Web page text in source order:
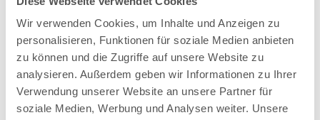
Wir verwenden Cookies, um Inhalte und Anzeigen zu
personalisieren, Funktionen für soziale Medien anbieten
zu können und die Zugriffe auf unsere Website zu
analysieren. Außerdem geben wir Informationen zu Ihrer
Verwendung unserer Website an unsere Partner für
soziale Medien, Werbung und Analysen weiter. Unsere
Saunazubehör